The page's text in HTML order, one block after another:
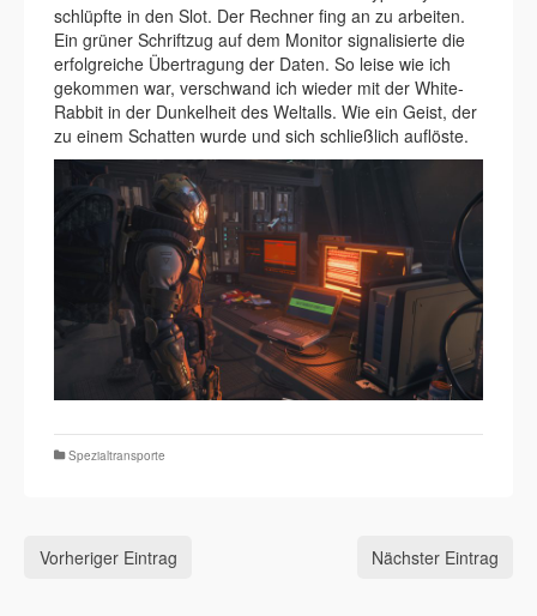
schlüpfte in den Slot. Der Rechner fing an zu arbeiten.
Ein grüner Schriftzug auf dem Monitor signalisierte die
erfolgreiche Übertragung der Daten. So leise wie ich
gekommen war, verschwand ich wieder mit der White-
Rabbit in der Dunkelheit des Weltalls. Wie ein Geist, der
zu einem Schatten wurde und sich schließlich auflöste.
Spezialtransporte
Vorheriger Eintrag Nächster Eintrag